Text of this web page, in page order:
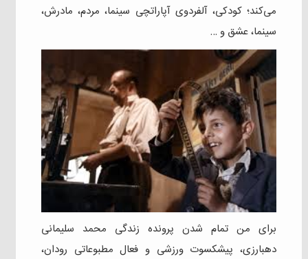
می‌کند؛ کودکی، آلفردوی آپاراتچی سینما، مردم، مادرش،
سینما، عشق و …
برای من تمام شدن پرونده زندگی محمد سلیمانی
دهبارزی، پیشکسوت ورزشی و فعال مطبوعاتی رودان،